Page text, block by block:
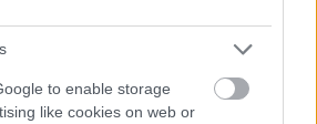
to enable storage
like cookies on web or